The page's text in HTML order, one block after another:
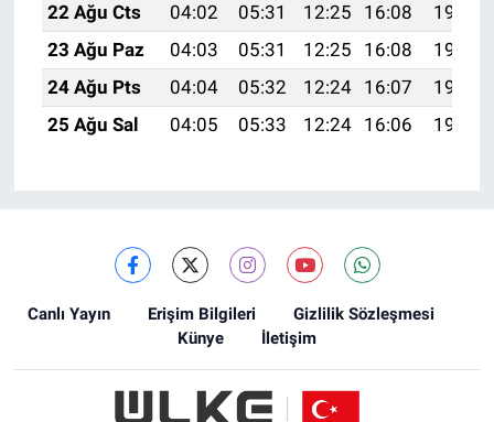
22 Ağu Cts
04:02 05:31 12:25 16:08
19:09
23 Ağu Paz
04:03 05:31 12:25 16:08
19:08
24 Ağu Pts
04:04 05:32 12:24 16:07
19:07
25 Ağu Sal
04:05 05:33 12:24 16:06 19:05
Canlı Yayın Erişim Bilgileri
Gizlilik Sözleşmesi
Künye
İletişim